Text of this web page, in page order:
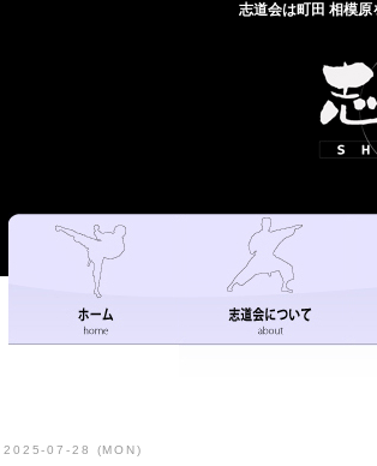
志道会は町田 相模
2025-07-28 (MON)